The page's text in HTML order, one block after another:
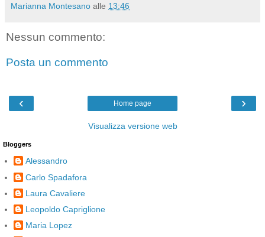
Marianna Montesano alle 13:46
Nessun commento:
Posta un commento
‹ ›
Home page
Visualizza versione web
Bloggers
Alessandro
Carlo Spadafora
Laura Cavaliere
Leopoldo Capriglione
Maria Lopez